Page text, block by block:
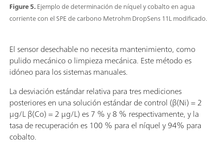
Figure 5.Ejemplo de determinación de níquel y cobalto en agua
corriente con el SPE de carbono Metrohm DropSens 11L modificado.
El sensor desechable no necesita mantenimiento, como
pulido mecánico o limpieza mecánica. Este método es
idóneo para los sistemas manuales.
La desviación estándar relativa para tres mediciones
posteriores en una solución estándar de control (β(Ni) = 2
µg/L β(Co) = 2 µg/L) es 7 % y 8 % respectivamente, y la
tasa de recuperación es 100 % para el níquel y 94% para
cobalto.